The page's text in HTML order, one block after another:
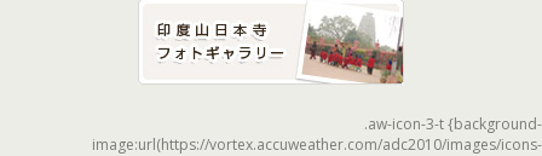
.aw-icon-3-t {background-
image:url(https://vortex.accuweather.com/adc2010/images/icons-